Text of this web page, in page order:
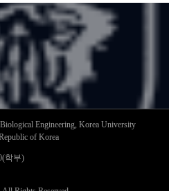
Engineering, Korea University
of Korea
학부)